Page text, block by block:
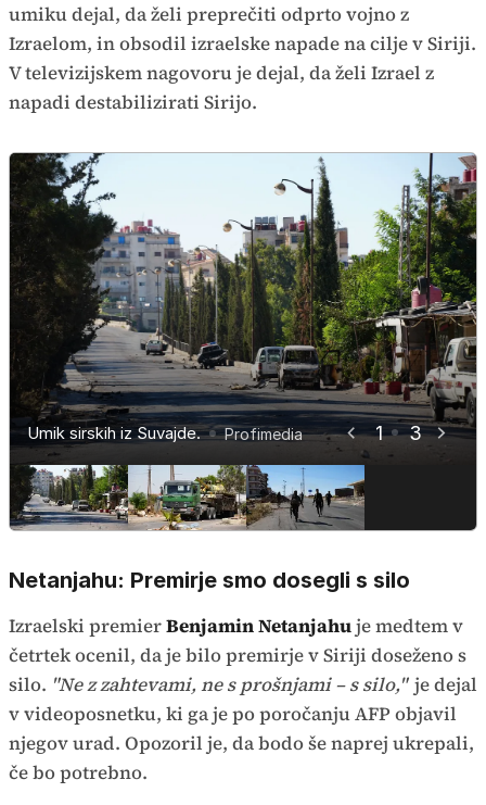
umiku dejal, da želi preprečiti odprto vojno z
Izraelom, in obsodil izraelske napade na cilje v Siriji.
V televizijskem nagovoru je dejal, da želi Izrael z
napadi destabilizirati Sirijo.
1 3
Umik sirskih iz Suvajde. Profimedia
Umik sirskih iz Suvajde. Profimedia
Umik sirskih iz Suvajde. Profimedia
Netanjahu: Premirje smo dosegli s silo
Izraelski premierBenjamin Netanjahuje medtem v
četrtek ocenil, da je bilo premirje v Siriji doseženo s
silo. "Ne z zahtevami, ne s prošnjami – s silo," je dejal
v videoposnetku, ki ga je po poročanju AFP objavil
njegov urad. Opozoril je, da bodo še naprej ukrepali,
če bo potrebno.